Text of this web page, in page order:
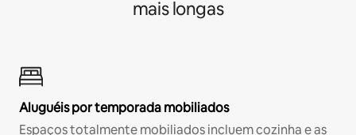
mais longas
Aluguéis por temporada mobiliados
Espaços totalmente mobiliados incluem cozinha e as